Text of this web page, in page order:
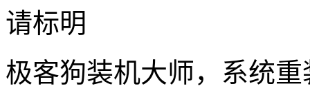
请标明
极客狗装机大师，系统